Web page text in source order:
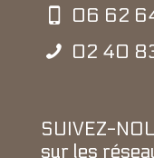
06 62
02 40
SUIVEZ-
sur les